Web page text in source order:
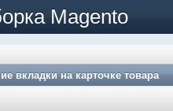
Magento
вкладки на карточке товара